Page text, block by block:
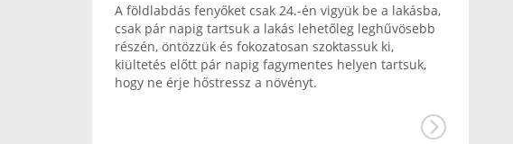
A földlabdás fenyőket csak 24.-én vigyük be a lakásba,
csak pár napig tartsuk a lakás lehetőleg leghűvösebb
részén, öntözzük és fokozatosan szoktassuk ki,
kiültetés előtt pár napig fagymentes helyen tartsuk,
hogy ne érje hőstressz a növényt.